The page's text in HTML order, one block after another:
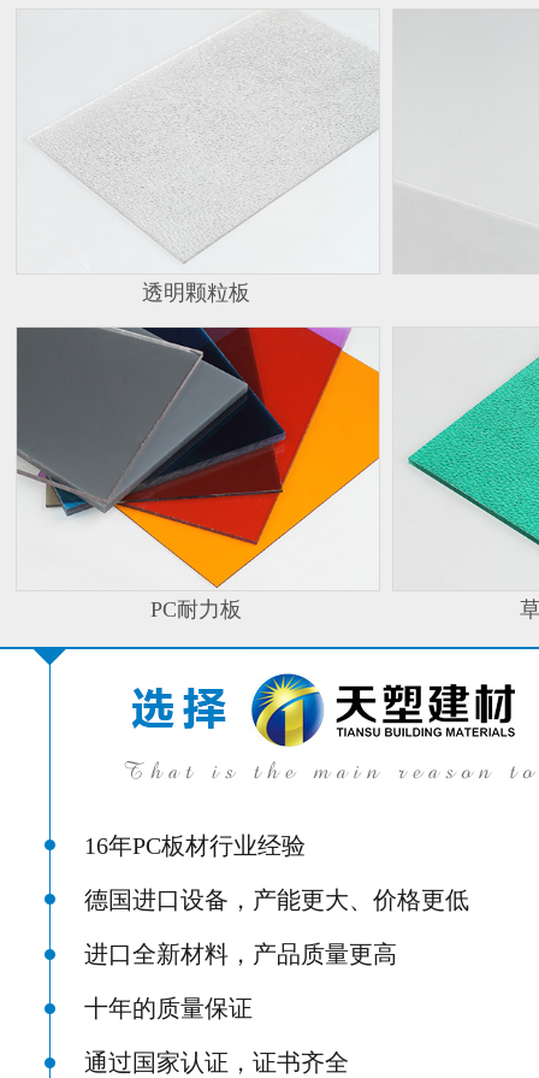
透明颗粒板
PC耐力板
16年PC板材行业经验
德国进口设备，产能更大、价格更低
进口全新材料，产品质量更高
十年的质量保证
通过国家认证，证书齐全